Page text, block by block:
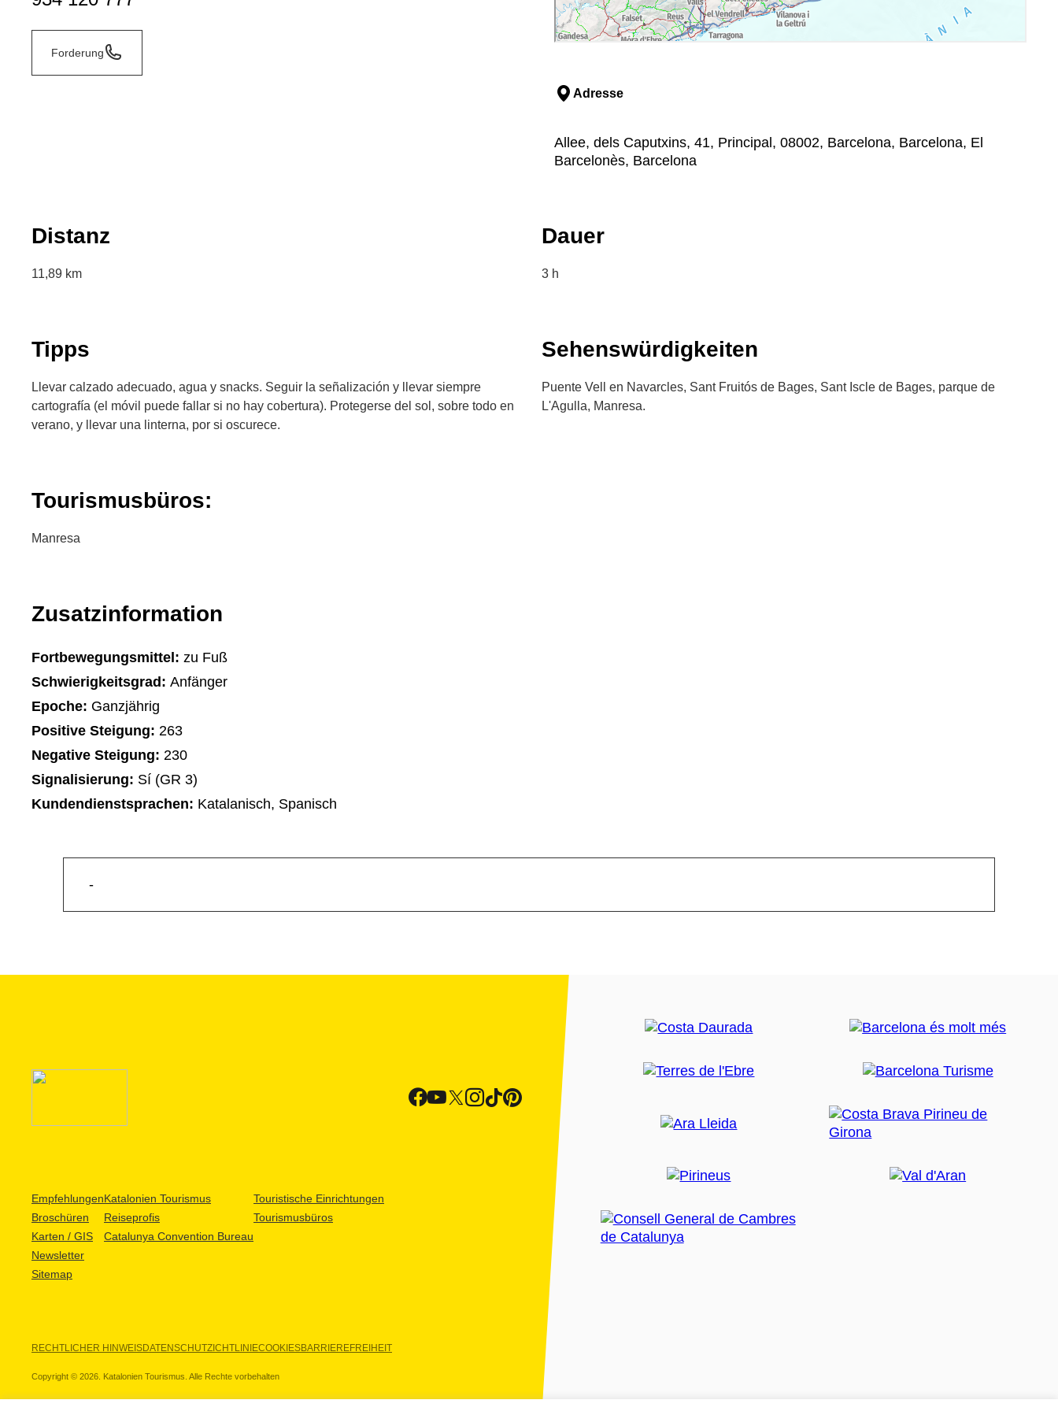
Forderung
Adresse
Allee, dels Caputxins, 41, Principal, 08002, Barcelona, Barcelona, El
Barcelonès, Barcelona
Distanz
11,89 km
Dauer
3 h
Tipps
Llevar calzado adecuado, agua y snacks. Seguir la señalización y llevar siempre
cartografía (el móvil puede fallar si no hay cobertura). Protegerse del sol, sobre todo en
verano, y llevar una linterna, por si oscurece.
Sehenswürdigkeiten
Puente Vell en Navarcles, Sant Fruitós de Bages, Sant Iscle de Bages, parque de
L'Agulla, Manresa.
Tourismusbüros:
Manresa
Zusatzinformation
Fortbewegungsmittel: zu Fuß
Schwierigkeitsgrad: Anfänger
Epoche: Ganzjährig
Positive Steigung: 263
Negative Steigung: 230
Signalisierung: Sí (GR 3)
Kundendienstsprachen: Katalanisch, Spanisch
-
Empfehlungen
Broschüren
Karten / GIS
Newsletter
Sitemap
Katalonien Tourismus
Reiseprofis
Catalunya Convention Bureau
Touristische Einrichtungen
Tourismusbüros
RECHTLICHER HINWEISDATENSCHUTZICHTLINIECOOKIESBARRIEREFREIHEIT
Copyright © 2026. Katalonien Tourismus. Alle Rechte vorbehalten